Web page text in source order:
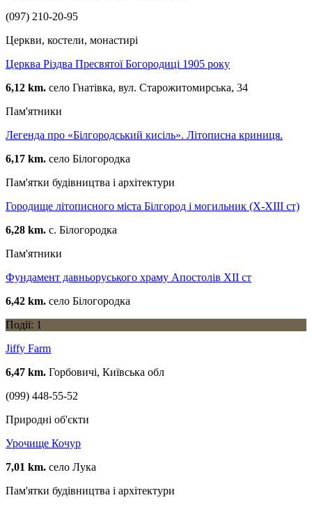
(097) 210-20-95
Церкви, костели, монастирі
Церква Різдва Пресвятої Богородиці 1905 року
6,12 km. село Гнатівка, вул. Старожитомирська, 34
Пам'ятники
Легенда про «Білгородський кисіль». Літописна криниця.
6,17 km. село Білогородка
Пам'ятки будівництва і архітектури
Городище літописного міста Білгород і могильник (Х-ХІІІ ст)
6,28 km. с. Білогородка
Пам'ятники
Фундамент давньоруського храму Апостолів XII ст
6,42 km. село Білогородка
Події: 1
Jiffy Farm
6,47 km. Горбовичі, Київська обл
(099) 448-55-52
Природні об'єкти
Урочище Кочур
7,01 km. село Лука
Пам'ятки будівництва і архітектури